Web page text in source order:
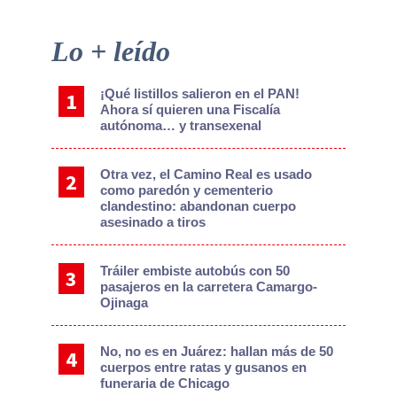
Primary
Lo + leído
¡Qué listillos salieron en el PAN!
Ahora sí quieren una Fiscalía
autónoma… y transexenal
Otra vez, el Camino Real es usado
como paredón y cementerio
clandestino: abandonan cuerpo
asesinado a tiros
Tráiler embiste autobús con 50
pasajeros en la carretera Camargo-
Ojinaga
No, no es en Juárez: hallan más de 50
cuerpos entre ratas y gusanos en
funeraria de Chicago